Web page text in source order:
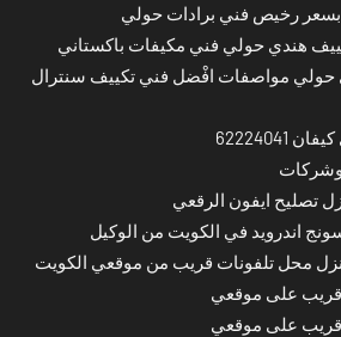
بسعر رخيص فني برادات حولي
هندي حولي فني مكيفات باكستاني
حولي مواصفات افْضل فني تكييف سنترال
وشركات
تصليح ايفون الرقعي
اندرويد في الكويت من الوكيل
محل تلفونات قريب من موقعي الكويت
قريب على موقعي
قريب على موقعي